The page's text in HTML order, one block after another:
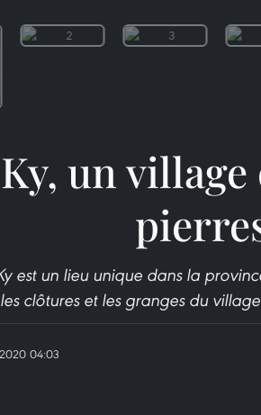
un village
est un lieu unique dans la
clôtures et les granges du
04:03